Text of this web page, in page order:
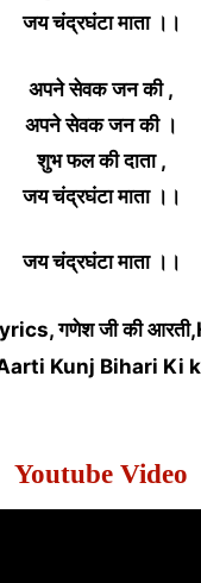
जय चंद्रघंटा माता ।।
अपने सेवक जन की ,
अपने सेवक जन की ।
शुभ फल की दाता ,
जय चंद्रघंटा माता ।।
जय चंद्रघंटा माता ।।
गणेश जी की
Kunj Bihari Ki
Youtube Video